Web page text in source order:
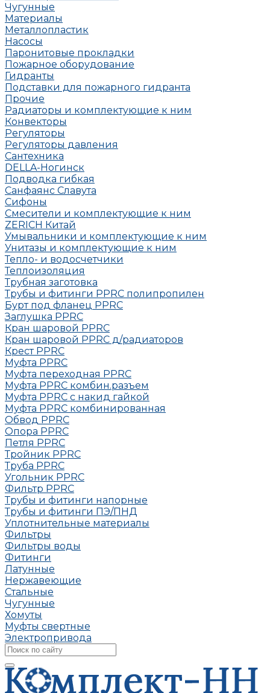
Чугунные
Материалы
Металлопластик
Насосы
Паронитовые прокладки
Пожарное оборудование
Гидранты
Подставки для пожарного гидранта
Прочие
Радиаторы и комплектующие к ним
Конвекторы
Регуляторы
Регуляторы давления
Сантехника
DELLA-Ногинск
Подводка гибкая
Санфаянс Славута
Сифоны
Смесители и комплектующие к ним
ZERICH Китай
Умывальники и комплектующие к ним
Унитазы и комплектующие к ним
Тепло- и водосчетчики
Теплоизоляция
Трубная заготовка
Трубы и фитинги PPRC полипропилен
Бурт под фланец РРRC
Заглушка РРRC
Кран шаровой PPRC
Кран шаровой PPRC д/радиаторов
Крест PPRC
Муфта PPRC
Муфта переходная PPRC
Муфта РРRC комбин.разъем
Муфта PPRC с накид гайкой
Муфта РРRC комбинированная
Обвод РРRC
Опора РРRC
Петля РРRC
Тройник РРRC
Труба РРRC
Угольник РРRC
Фильтр PPRC
Трубы и фитинги напорные
Трубы и фитинги ПЭ/ПНД
Уплотнительные материалы
Фильтры
Фильтры воды
Фитинги
Латунные
Нержавеющие
Стальные
Чугунные
Хомуты
Муфты свертные
Электропривода